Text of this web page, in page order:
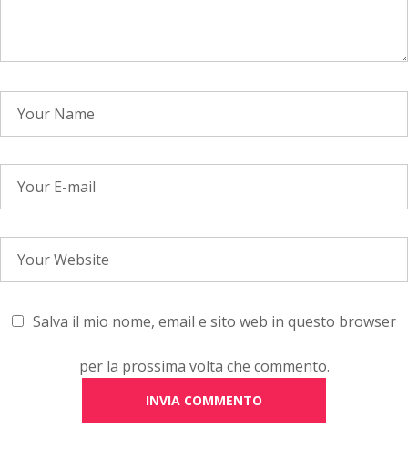
Salva il mio nome, email e sito web in questo browser
per la prossima volta che commento.